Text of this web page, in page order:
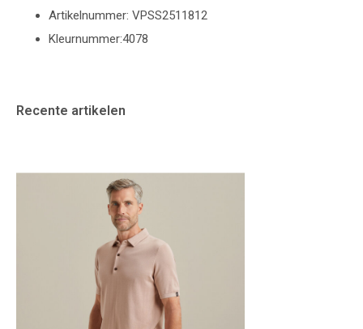
Artikelnummer: VPSS2511812
Kleurnummer:4078
Recente artikelen